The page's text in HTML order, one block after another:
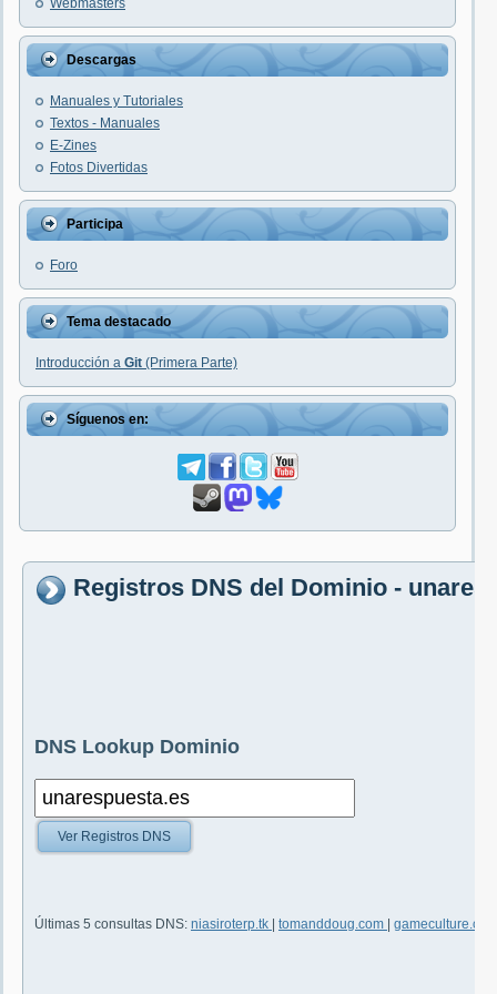
Webmasters
Descargas
Manuales y Tutoriales
Textos - Manuales
E-Zines
Fotos Divertidas
Participa
Foro
Tema destacado
Introducción a Git (Primera Parte)
Síguenos en:
Registros DNS del Dominio -
DNS Lookup Dominio
Ver Registros DNS
Últimas 5 consultas DNS: niasiroterp.tk tomanddoug.com